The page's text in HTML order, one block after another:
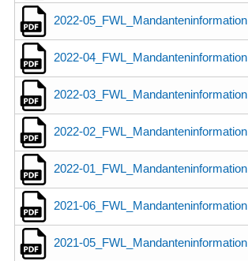
2022-05_FWL_Mandanteninformation
2022-04_FWL_Mandanteninformation
2022-03_FWL_Mandanteninformation
2022-02_FWL_Mandanteninformation
2022-01_FWL_Mandanteninformation
2021-06_FWL_Mandanteninformation
2021-05_FWL_Mandanteninformation